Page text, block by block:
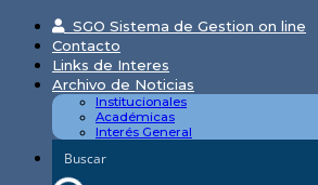
Skip
content
SGO Sistema de Gestion on line
Contacto
Links de Interes
Archivo de Noticias
Institucionales
Académicas
Interés General